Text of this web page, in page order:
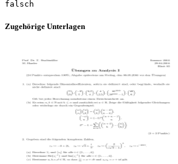
Zugehörige Unterlagen